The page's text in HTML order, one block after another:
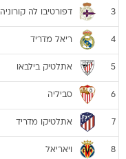
3 דפורטיבו לה קורוניה
4 ריאל מדריד
5 אתלטיק בילבאו
6 סביליה
7 אתלטיקו מדריד
8 ויאריאל